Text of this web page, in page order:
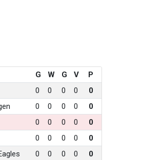
G W G V
P
0 0 0 0
0
0 0 0 0
0
0 0 0 0
0
0 0 0 0
0
0 0 0 0 0